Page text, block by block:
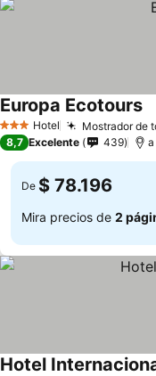
3 Estrellas
Hotel Mostrador de
Europa Ecotours
8,7 Excelente 439 a
De $ 78.196
Mira precios de 2
Hotel